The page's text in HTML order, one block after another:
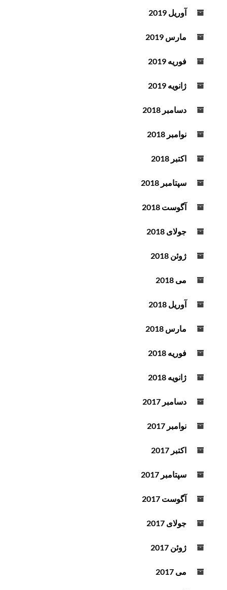
آوریل 2019
مارس 2019
فوریه 2019
ژانویه 2019
دسامبر 2018
نوامبر 2018
اکتبر 2018
سپتامبر 2018
آگوست 2018
جولای 2018
ژوئن 2018
می 2018
آوریل 2018
مارس 2018
فوریه 2018
ژانویه 2018
دسامبر 2017
نوامبر 2017
اکتبر 2017
سپتامبر 2017
آگوست 2017
جولای 2017
ژوئن 2017
می 2017